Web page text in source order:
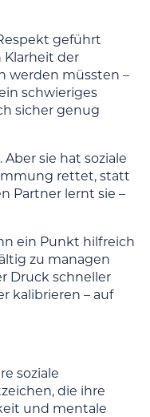
geführt
Klarheit der
werden müssten –
schwieriges
sicher genug
sie hat soziale
rettet, statt
Partner lernt sie –
ein Punkt hilfreich
zu managen
Druck schneller
kalibrieren – auf
soziale
die ihre
und mentale